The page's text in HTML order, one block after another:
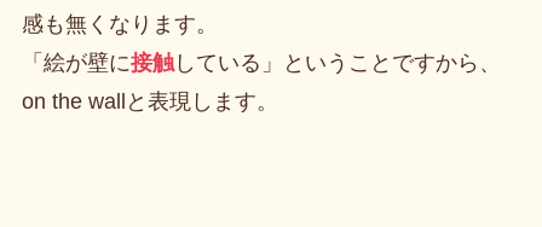
感も無くなります。
「絵が壁に接触している」ということですから、
on the wallと表現します。